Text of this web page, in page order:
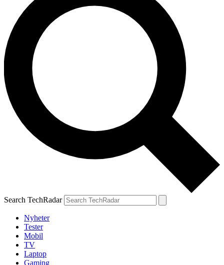
Search TechRadar
Nyheter
Tester
Mobil
TV
Laptop
Gaming